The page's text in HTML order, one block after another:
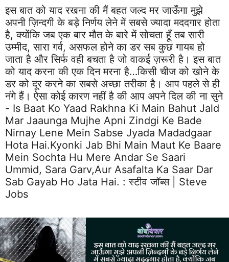
इस बात को याद रखना की मैं बहत जल्द मर जाऊँगा मुझे
अपनी ज़िन्दगी के बड़े निर्णय लेने में सबसे ज्यादा मददगार होता
है, क्योंकि जब एक बार मौत के बारे में सोचता हूँ तब सारी
उम्मीद, सारा गर्व, असफल होने का डर सब कुछ गायब हो
जाता है और सिर्फ वही बचता है जो वाकई ज़रूरी है। इस बात
को याद करना की एक दिन मरना है…किसी चीज को खोने के
डर को दूर करने का सबसे अच्छा तरीका है। आप पहले से ही
नंगे हैं। ऐसा कोई कारण नहीं है की आप अपने दिल की ना सुने
- Is Baat Ko Yaad Rakhna Ki Main Bahut Jald
Mar Jaaunga Mujhe Apni Zindgi Ke Bade
Nirnay Lene Mein Sabse Jyada Madadgaar
Hota Hai.kyonki Jab Bhi Main Maut Ke Baare
Mein Sochta Hu Mere Andar Se Saari
Ummid, Sara Garv,aur Asafalta Ka Saar Dar
Sab Gayab Ho Jata Hai. :स्टीव जॉब्स | Steve
Jobs